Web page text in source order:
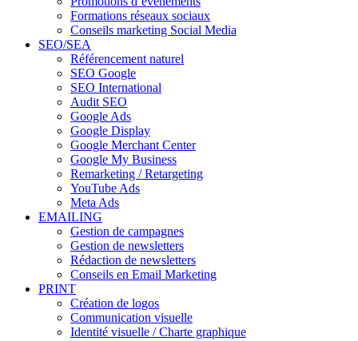
Formations réseaux sociaux
Conseils marketing Social Media
SEO/SEA
Référencement naturel
SEO Google
SEO International
Audit SEO
Google Ads
Google Display
Google Merchant Center
Google My Business
Remarketing / Retargeting
YouTube Ads
Meta Ads
EMAILING
Gestion de campagnes
Gestion de newsletters
Rédaction de newsletters
Conseils en Email Marketing
PRINT
Création de logos
Communication visuelle
Identité visuelle / Charte graphique